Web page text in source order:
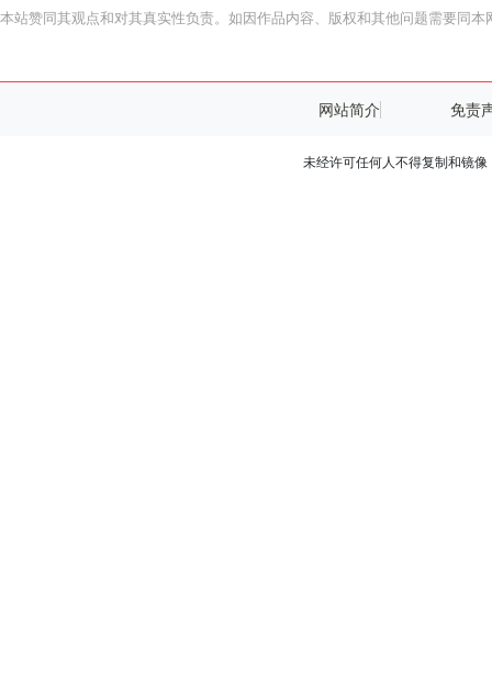
本站赞同其观点和对其真实性负责。如因作品内容、版权和其他问题需要同本
网站简介 免责
未经许可任何人不得复制和镜